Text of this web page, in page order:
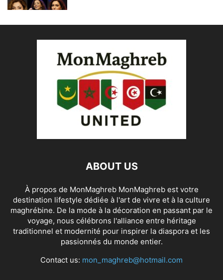
ABOUT US
À propos de MonMaghreb MonMaghreb est votre
destination lifestyle dédiée à l'art de vivre et à la culture
maghrébine. De la mode à la décoration en passant par le
voyage, nous célébrons l'alliance entre héritage
traditionnel et modernité pour inspirer la diaspora et les
passionnés du monde entier.
Contact us: mon_maghreb@hotmail.com